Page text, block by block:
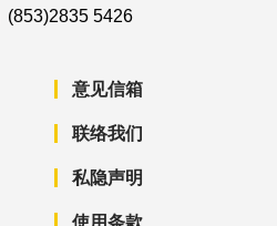
(853)2835 5426
意见信箱
联络我们
私隐声明
使用条款